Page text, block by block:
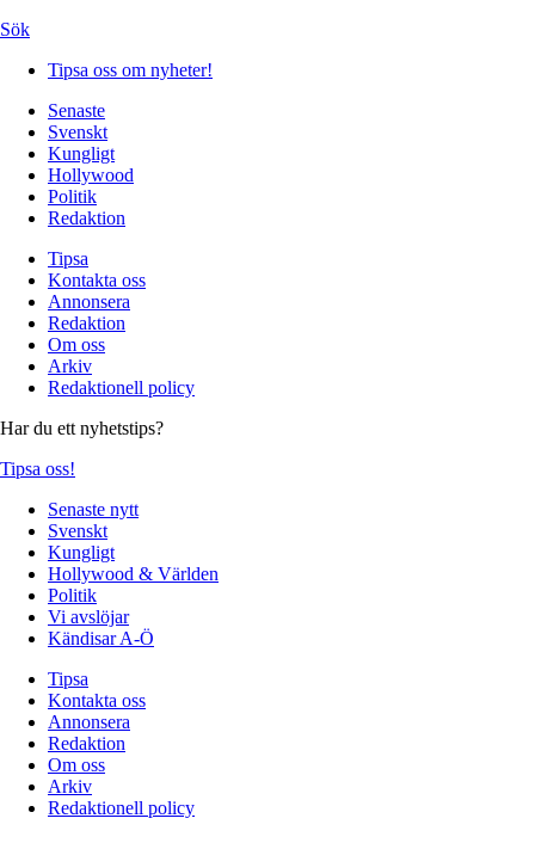
Sök
Tipsa oss om nyheter!
Senaste
Svenskt
Kungligt
Hollywood
Politik
Redaktion
Tipsa
Kontakta oss
Annonsera
Redaktion
Om oss
Arkiv
Redaktionell policy
Har du ett nyhetstips?
Tipsa oss!
Senaste nytt
Svenskt
Kungligt
Hollywood & Världen
Politik
Vi avslöjar
Kändisar A-Ö
Tipsa
Kontakta oss
Annonsera
Redaktion
Om oss
Arkiv
Redaktionell policy